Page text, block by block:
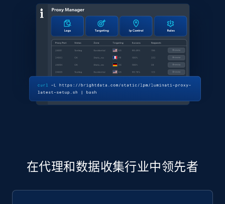
在代理和数据收集行业中领先者